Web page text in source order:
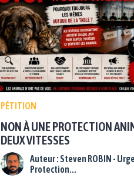
PÉTITION
NON À UNE PROTECTION
DEUX VITESSES
Auteur :Steven ROBIN -
Protection...